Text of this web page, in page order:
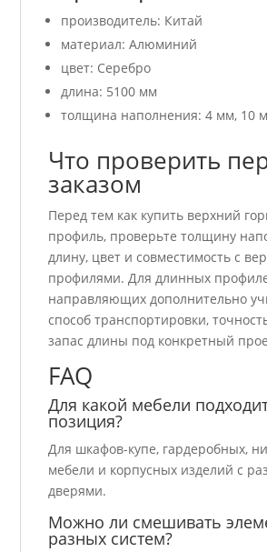
производитель: Китай
материал: Алюминий
цвет: Серебро
длина: 5100 мм
толщина наполнения: 4 мм, 10
Что проверить
заказом
Перед тем как купить верхний
профиль, проверьте толщину
длину, цвет и совместимость с
профилями. Для длинных
направляющих дополнительно
способ транспортировки,
запас длины под конкретный
FAQ
Для какой мебели
позиция?
Для шкафов-купе, гардеробных,
мебели и корпусных изделий с
дверями.
Можно ли смешивать
разных систем?